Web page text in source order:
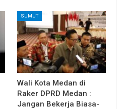
SUMUT
Wali Kota Medan di
Raker DPRD Medan :
Jangan Bekerja Biasa-